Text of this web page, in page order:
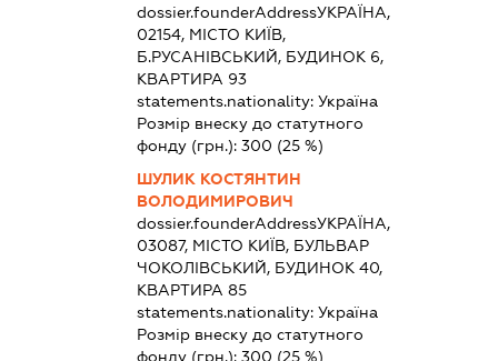
dossier.founderAddressУКРАЇНА,
02154, МІСТО КИЇВ,
Б.РУСАНІВСЬКИЙ, БУДИНОК 6,
КВАРТИРА 93
statements.nationality:Україна
Розмір внеску до статутного
фонду (грн.):300 (25 %)
ШУЛИК КОСТЯНТИН
ВОЛОДИМИРОВИЧ
dossier.founderAddressУКРАЇНА,
03087, МІСТО КИЇВ, БУЛЬВАР
ЧОКОЛІВСЬКИЙ, БУДИНОК 40,
КВАРТИРА 85
statements.nationality:Україна
Розмір внеску до статутного
фонду (грн.):300 (25 %)